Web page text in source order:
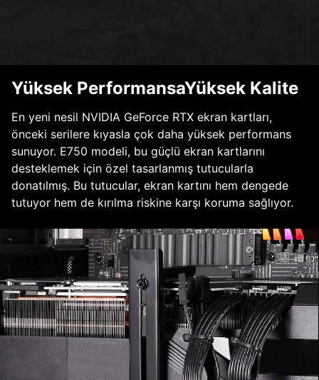
Yüksek PerformansaYüksek Kalite
En yeni nesil NVIDIA GeForce RTX ekran kartları,
önceki serilere kıyasla çok daha yüksek performans
sunuyor. E750 modeli, bu güçlü ekran kartlarını
desteklemek için özel tasarlanmış tutucularla
donatılmış. Bu tutucular, ekran kartını hem dengede
tutuyor hem de kırılma riskine karşı koruma sağlıyor.